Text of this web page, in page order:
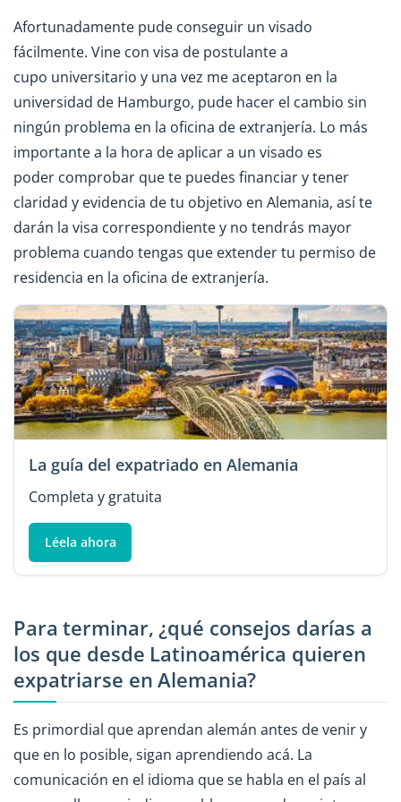
Afortunadamente pude conseguir un visado
fácilmente. Vine con visa de postulante a
cupo universitario y una vez me aceptaron en la
universidad de Hamburgo, pude hacer el cambio sin
ningún problema en la oficina de extranjería. Lo más
importante a la hora de aplicar a un visado es
poder comprobar que te puedes financiar y tener
claridad y evidencia de tu objetivo en Alemania, así te
darán la visa correspondiente y no tendrás mayor
problema cuando tengas que extender tu permiso de
residencia en la oficina de extranjería.
La guía del expatriado en Alemania
Completa y gratuita
Léela ahora
Para terminar, ¿qué consejos darías a
los que desde Latinoamérica quieren
expatriarse en Alemania?
Es primordial que aprendan alemán antes de venir y
que en lo posible, sigan aprendiendo acá. La
comunicación en el idioma que se habla en el país al